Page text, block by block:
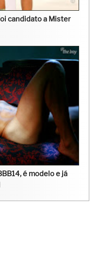
candidato a Mister
é modelo e já